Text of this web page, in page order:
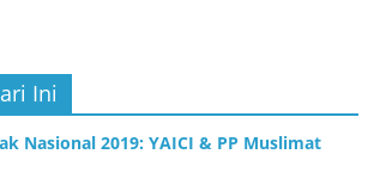
Ini
Nasional 2019: YAICI & PP Muslimat